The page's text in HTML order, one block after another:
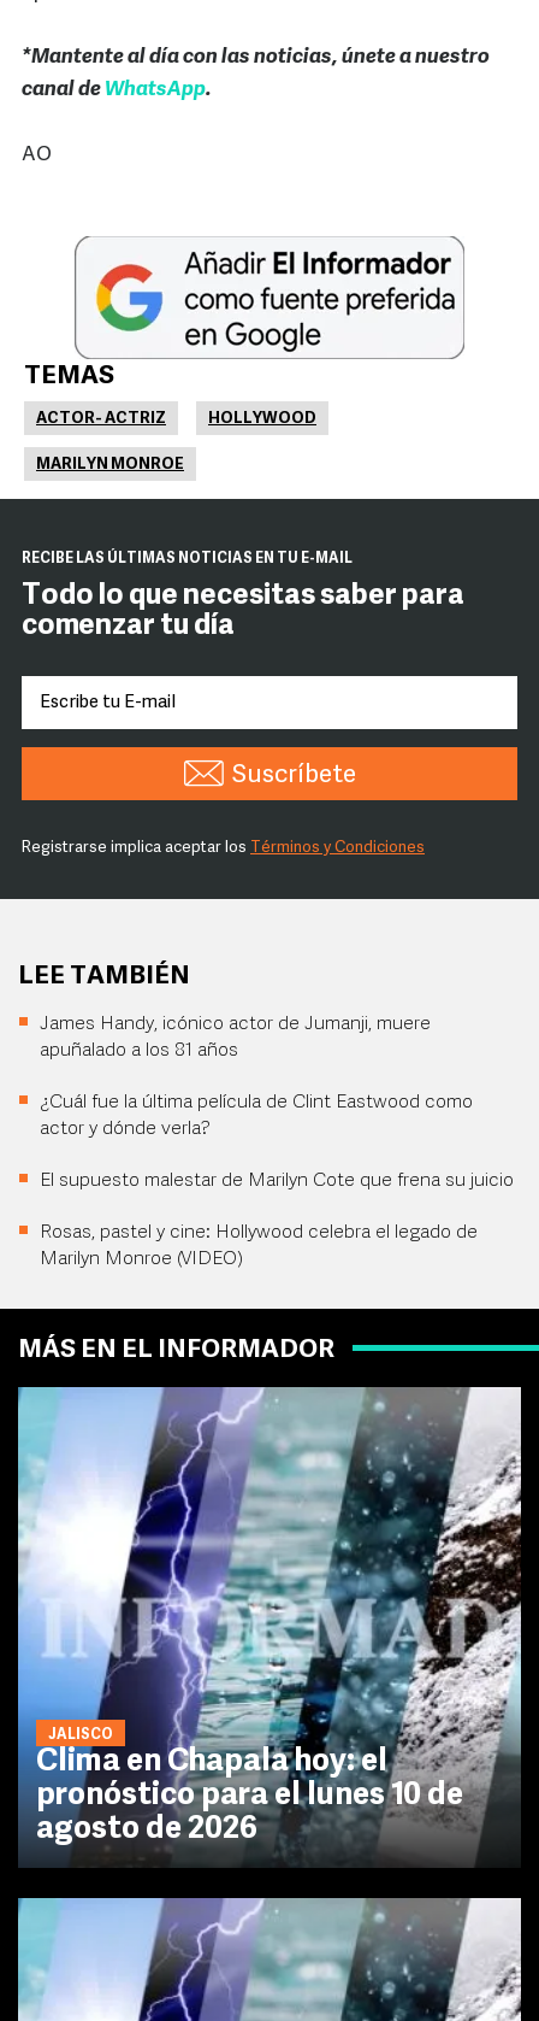
*Mantente al día con las noticias, únete a nuestro
canal de WhatsApp.
AO
TEMAS
ACTOR- ACTRIZ HOLLYWOOD
MARILYN MONROE
RECIBE LAS ÚLTIMAS NOTICIAS EN TU E-MAIL
Todo lo que necesitas saber para
comenzar tu día
Suscríbete
Registrarse implica aceptar los Términos y Condiciones
LEE TAMBIÉN
James Handy, icónico actor de Jumanji, muere
apuñalado a los 81 años
¿Cuál fue la última película de Clint Eastwood como
actor y dónde verla?
El supuesto malestar de Marilyn Cote que frena su juicio
Rosas, pastel y cine: Hollywood celebra el legado de
Marilyn Monroe (VIDEO)
MÁS EN EL INFORMADOR
JALISCO
Clima en Chapala hoy: el
pronóstico para el lunes 10 de
agosto de 2026